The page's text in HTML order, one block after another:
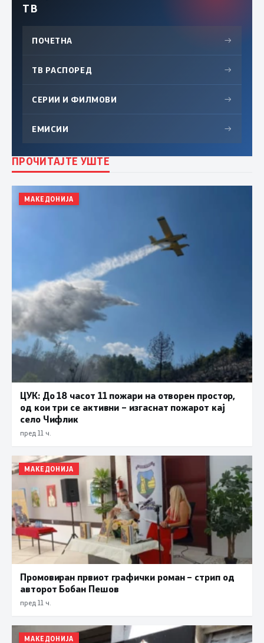
ТВ
ПОЧЕТНА →
ТВ РАСПОРЕД →
СЕРИИ И ФИЛМОВИ →
ЕМИСИИ →
ПРОЧИТАЈТЕ УШТЕ
МАКЕДОНИЈА
ЦУК: До 18 часот 11 пожари на отворен простор,
од кои три се активни – изгаснат пожарот кај
село Чифлик
пред 11 ч.
МАКЕДОНИЈА
Промовиран првиот графички роман – стрип од
авторот Бобан Пешов
пред 11 ч.
МАКЕДОНИЈА